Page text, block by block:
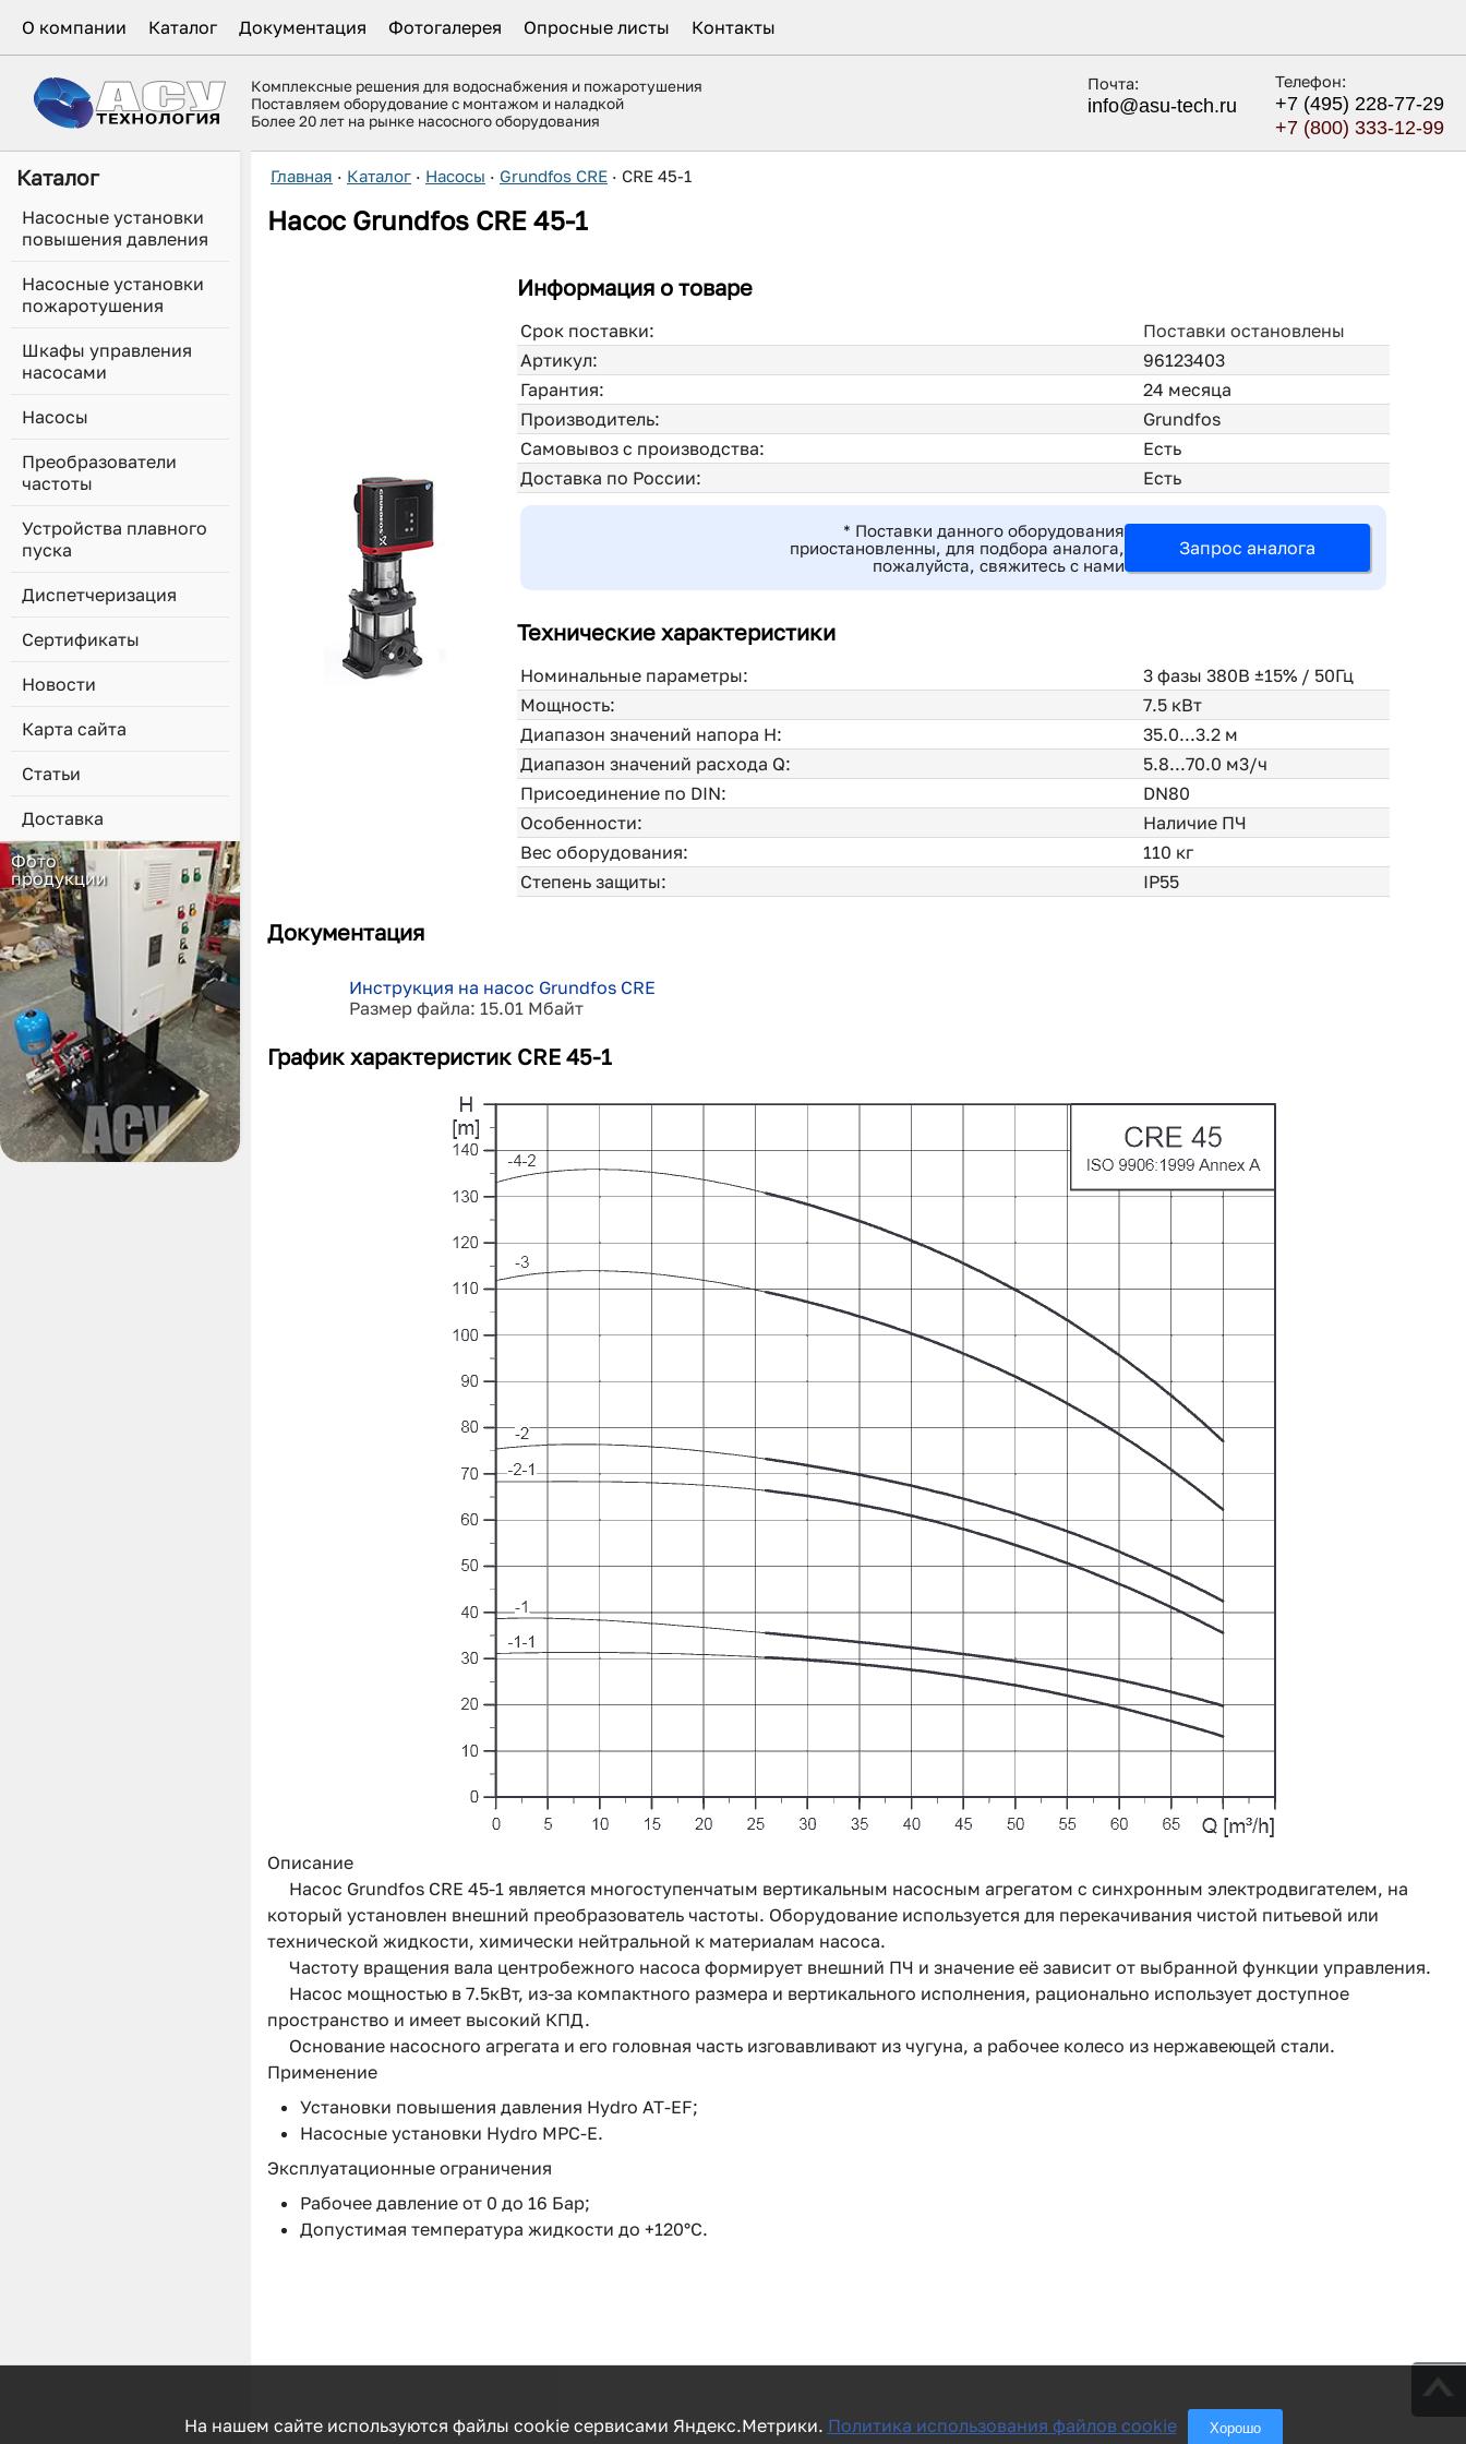
О компании Каталог Документация Фотогалерея Опросные листы Контакты
Комплексные решения для водоснабжения и пожаротушения
Поставляем оборудование с монтажом и наладкой
Более 20 лет на рынке насосного оборудования
Почта:
info@asu-tech.ru
Телефон:
+7 (495) 228-77-29
+7 (800) 333-12-99
Каталог
Насосные установки
повышения давления
Насосные установки
пожаротушения
Шкафы управления
насосами
Насосы
Преобразователи
частоты
Устройства плавного
пуска
Диспетчеризация
Сертификаты
Новости
Карта сайта
Статьи
Доставка
Фото
продукции
Главная · Каталог · Насосы · Grundfos CRE · CRE 45-1
Насос Grundfos CRE 45-1
Информация о товаре
Срок поставки:
Поставки остановлены
Артикул:
96123403
Гарантия:
24 месяца
Производитель:
Grundfos
Самовывоз с производства:
Есть
Доставка по России:
Есть
* Поставки данного оборудования
приостановленны, для подбора аналога,
пожалуйста, свяжитесь с нами
Запрос аналога
Технические характеристики
Номинальные параметры:
3 фазы 380В ±15% / 50Гц
Мощность:
7.5 кВт
Диапазон значений напора H:
35.0...3.2 м
Диапазон значений расхода Q:
5.8...70.0 м3/ч
Присоединение по DIN:
DN80
Особенности:
Наличие ПЧ
Вес оборудования:
110 кг
Степень защиты:
IP55
Документация
Инструкция на насос Grundfos CRE
Размер файла: 15.01 Мбайт
График характеристик CRE 45-1
Описание
Насос Grundfos CRE 45-1 является многоступенчатым вертикальным насосным агрегатом с синхронным электродвигателем, на
который установлен внешний преобразователь частоты. Оборудование используется для перекачивания чистой питьевой или
технической жидкости, химически нейтральной к материалам насоса.
Частоту вращения вала центробежного насоса формирует внешний ПЧ и значение её зависит от выбранной функции управления.
Насос мощностью в 7.5кВт, из-за компактного размера и вертикального исполнения, рационально использует доступное
пространство и имеет высокий КПД.
Основание насосного агрегата и его головная часть изговавливают из чугуна, а рабочее колесо из нержавеющей стали.
Применение
Установки повышения давления Hydro AT-EF;
Насосные установки Hydro MPC-E.
Эксплуатационные ограничения
Рабочее давление от 0 до 16 Бар;
Допустимая температура жидкости до +120°C.
На нашем сайте используются файлы cookie сервисами Яндекс.Метрики. Политика использования файлов cookie Хорошо